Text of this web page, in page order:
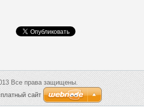
Все права защищены.
сайт